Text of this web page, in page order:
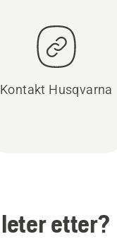
Kontakt Husqvarna
etter?